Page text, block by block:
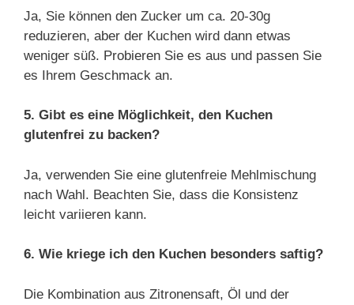
Ja, Sie können den Zucker um ca. 20-30g
reduzieren, aber der Kuchen wird dann etwas
weniger süß. Probieren Sie es aus und passen Sie
es Ihrem Geschmack an.
5. Gibt es eine Möglichkeit, den Kuchen
glutenfrei zu backen?
Ja, verwenden Sie eine glutenfreie Mehlmischung
nach Wahl. Beachten Sie, dass die Konsistenz
leicht variieren kann.
6. Wie kriege ich den Kuchen besonders saftig?
Die Kombination aus Zitronensaft, Öl und der